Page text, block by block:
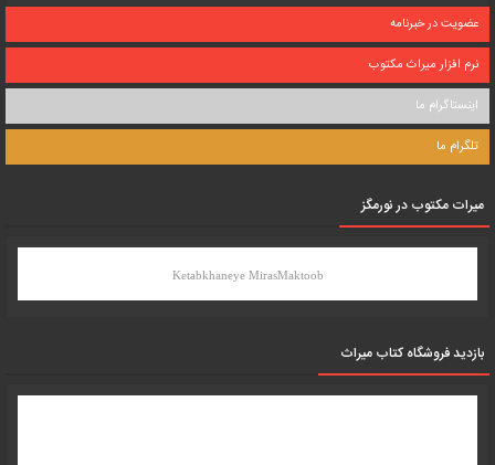
عضویت در خبرنامه
نرم افزار میراث مکتوب
اینستاگرام ما
تلگرام ما
میرات مکتوب در نورمگز
Ketabkhaneye MirasMaktoob
بازدید فروشگاه کتاب میراث